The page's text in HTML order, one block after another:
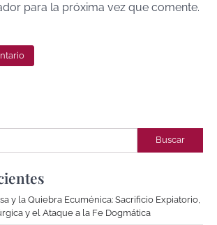
para la próxima vez que comente.
Buscar
y la Quiebra Ecuménica: Sacrificio Expiatorio,
y el Ataque a la Fe Dogmática